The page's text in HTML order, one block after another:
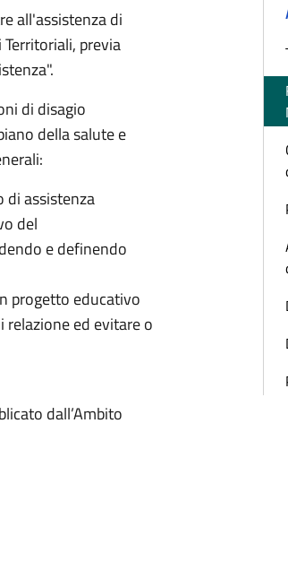
all'assistenza di
previa
di disagio
della salute e
assistenza
del
e definendo
progetto educativo
ed evitare o
dall’Ambito